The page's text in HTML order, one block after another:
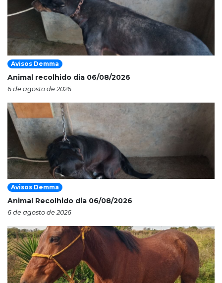
Avisos Demma
Animal recolhido dia 06/08/2026
6 de agosto de 2026
Avisos Demma
Animal Recolhido dia 06/08/2026
6 de agosto de 2026